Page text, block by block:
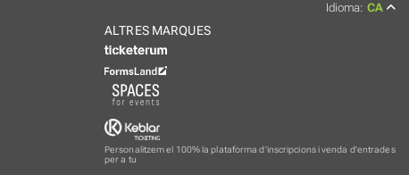
Idioma: CA
ALTRES MARQUES
Personalitzem el 100% la plataforma d'inscripcions i venda d'entrades
per a tu